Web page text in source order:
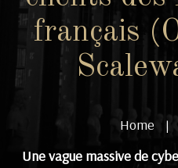
français
Home |
Une vague massive de